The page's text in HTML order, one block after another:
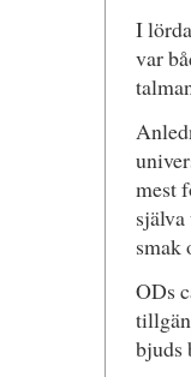
I
var
mest
smak
ODs
bjuds